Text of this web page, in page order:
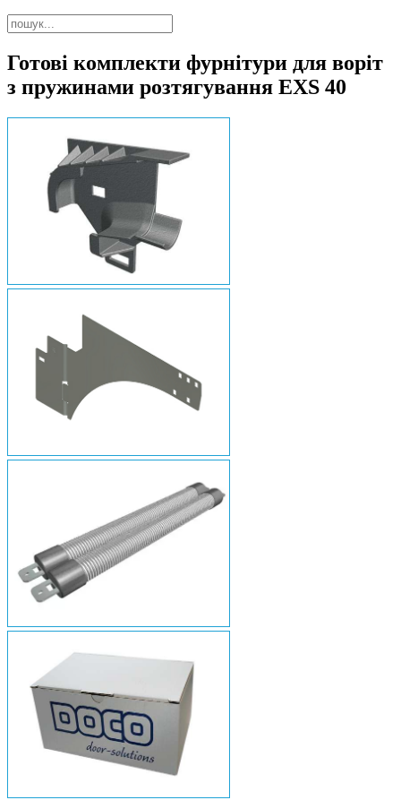
Готові комплекти фурнітури для воріт
з пружинами розтягування EXS 40